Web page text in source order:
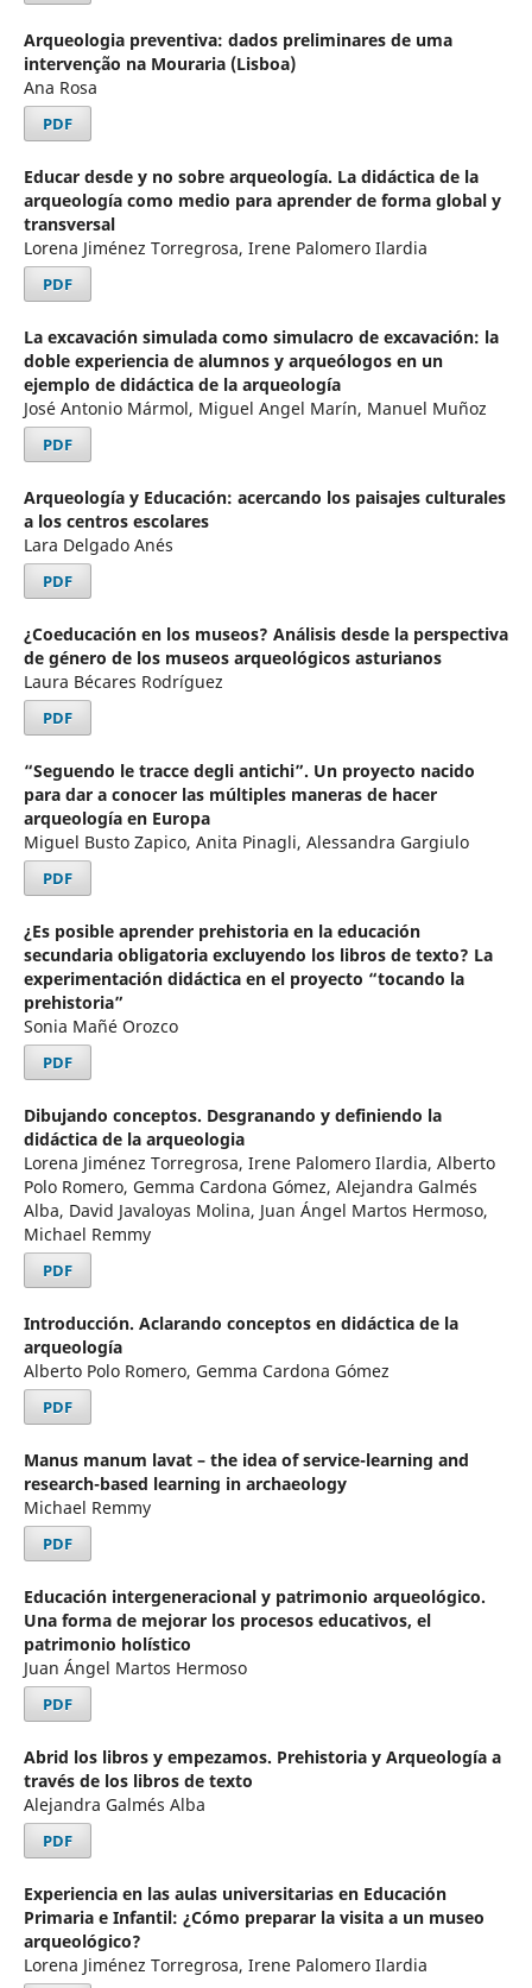
Arqueologia preventiva: dados preliminares de uma
intervenção na Mouraria (Lisboa)
Ana Rosa
PDF
Educar desde y no sobre arqueología. La didáctica de la
arqueología como medio para aprender de forma global y
transversal
Lorena Jiménez Torregrosa, Irene Palomero Ilardia
PDF
La excavación simulada como simulacro de excavación: la
doble experiencia de alumnos y arqueólogos en un
ejemplo de didáctica de la arqueología
José Antonio Mármol, Miguel Angel Marín, Manuel Muñoz
PDF
Arqueología y Educación: acercando los paisajes culturales
a los centros escolares
Lara Delgado Anés
PDF
¿Coeducación en los museos? Análisis desde la perspectiva
de género de los museos arqueológicos asturianos
Laura Bécares Rodríguez
PDF
“Seguendo le tracce degli antichi”. Un proyecto nacido
para dar a conocer las múltiples maneras de hacer
arqueología en Europa
Miguel Busto Zapico, Anita Pinagli, Alessandra Gargiulo
PDF
¿Es posible aprender prehistoria en la educación
secundaria obligatoria excluyendo los libros de texto? La
experimentación didáctica en el proyecto “tocando la
prehistoria”
Sonia Mañé Orozco
PDF
Dibujando conceptos. Desgranando y definiendo la
didáctica de la arqueologia
Lorena Jiménez Torregrosa, Irene Palomero Ilardia, Alberto
Polo Romero, Gemma Cardona Gómez, Alejandra Galmés
Alba, David Javaloyas Molina, Juan Ángel Martos Hermoso,
Michael Remmy
PDF
Introducción. Aclarando conceptos en didáctica de la
arqueología
Alberto Polo Romero, Gemma Cardona Gómez
PDF
Manus manum lavat – the idea of service-learning and
research-based learning in archaeology
Michael Remmy
PDF
Educación intergeneracional y patrimonio arqueológico.
Una forma de mejorar los procesos educativos, el
patrimonio holístico
Juan Ángel Martos Hermoso
PDF
Abrid los libros y empezamos. Prehistoria y Arqueología a
través de los libros de texto
Alejandra Galmés Alba
PDF
Experiencia en las aulas universitarias en Educación
Primaria e Infantil: ¿Cómo preparar la visita a un museo
arqueológico?
Lorena Jiménez Torregrosa, Irene Palomero Ilardia